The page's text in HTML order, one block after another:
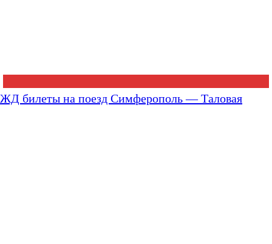
ЖД билеты на поезд Симферополь — Таловая